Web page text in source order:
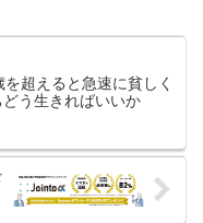
を超えると急速に貧しく
う生きればいいか